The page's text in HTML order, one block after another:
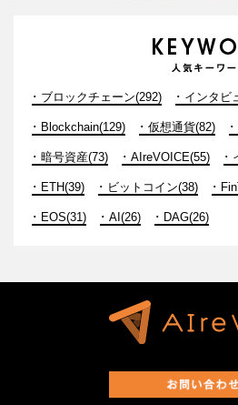
ブロックチェーン(292) インタビ
Blockchain(129) 仮想通貨(82)
暗号資産(73) AIreVOICE(55)
ETH(39) ビットコイン(38)
EOS(31) AI(26) DAG(26)